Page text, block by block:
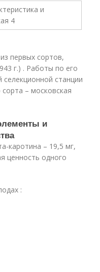
первых сортов,
г.) . Работы по его
станции
– московская
и
каротина – 19,5 мг,
ценность одного
: